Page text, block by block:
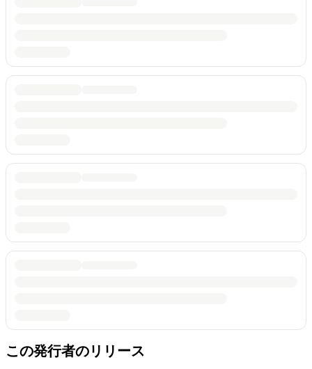
この発行者のリリース